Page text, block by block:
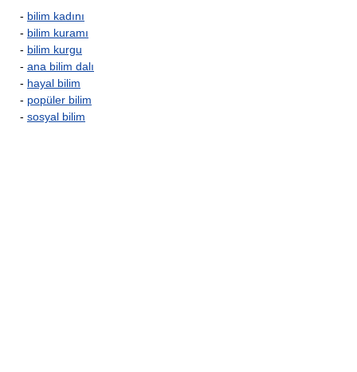
- bilim kadını
- bilim kuramı
- bilim kurgu
- ana bilim dalı
- hayal bilim
- popüler bilim
- sosyal bilim